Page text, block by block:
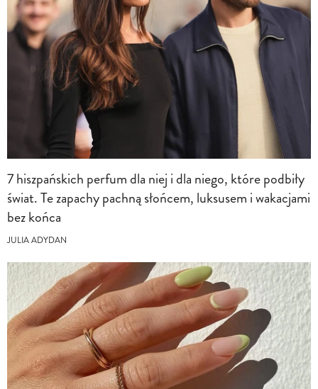
7 hiszpańskich perfum dla niej i dla niego, które podbiły
świat. Te zapachy pachną słońcem, luksusem i wakacjami
bez końca
JULIA ADYDAN